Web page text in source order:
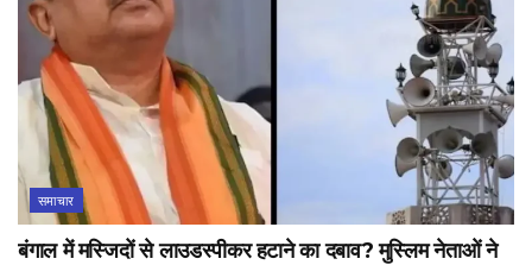
समाचार
बंगाल में मस्जिदों से लाउडस्पीकर हटाने का दबाव? मुस्लिम नेताओं ने